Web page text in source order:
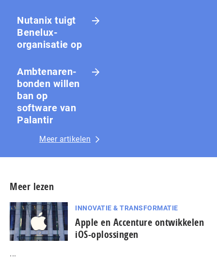
Nutanix tuigt
Benelux-
organisatie op
Amb­te­na­ren­
bon­den willen
ban op
software van
Palantir
Meer artikelen
Meer lezen
INNOVATIE & TRANSFORMATIE
Apple en Accenture ontwikkelen
iOS-oplossingen
...